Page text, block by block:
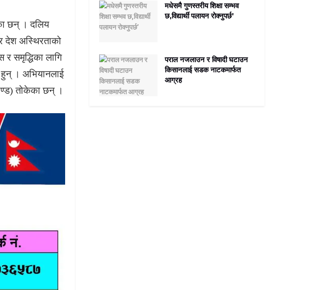
छन् । दलिय
देश अस्थिरताको
समृद्धिका लागि
हुन् । अभियानलाई
तोकेका छन् ।
मधेसमै गुणस्तरीय शिक्षा सम्भव
छ,विद्यार्थी पलायन रोक्नुपर्छ’
पराल नजलाउन र विषादी घटाउन
किसानलाई सडक नाटकमार्फत
आग्रह